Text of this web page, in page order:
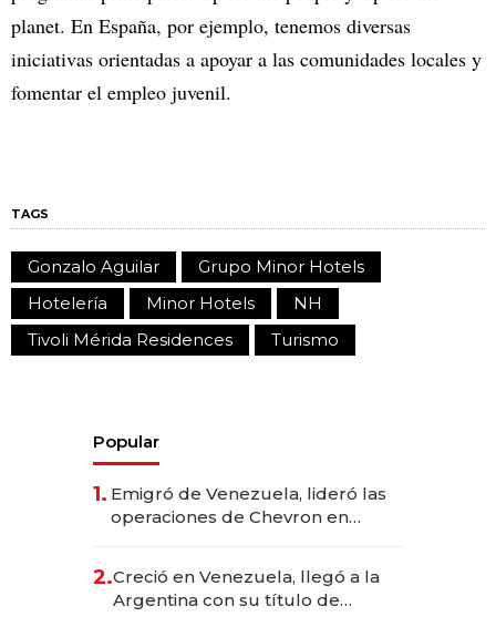
planet. En España, por ejemplo, tenemos diversas
iniciativas orientadas a apoyar a las comunidades locales y
fomentar el empleo juvenil.
TAGS
Gonzalo Aguilar
Grupo Minor Hotels
Hotelería
Minor Hotels
NH
Tivoli Mérida Residences
Turismo
Popular
1. Emigró de Venezuela, lideró las
operaciones de Chevron en
2.Creció en Venezuela, llegó a la
Argentina con su título de